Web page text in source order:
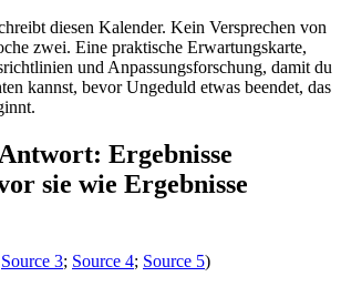
diesen Kalender. Kein Versprechen von
zwei. Eine praktische Erwartungskarte,
und Anpassungsforschung, damit du
kannst, bevor Ungeduld etwas beendet, das
Ergebnisse
sie wie Ergebnisse
Source 3; Source 4; Source 5)